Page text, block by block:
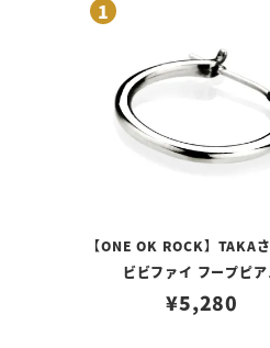
【ONE OK ROCK】TAKA
ビビファイ フープピア
¥5,280